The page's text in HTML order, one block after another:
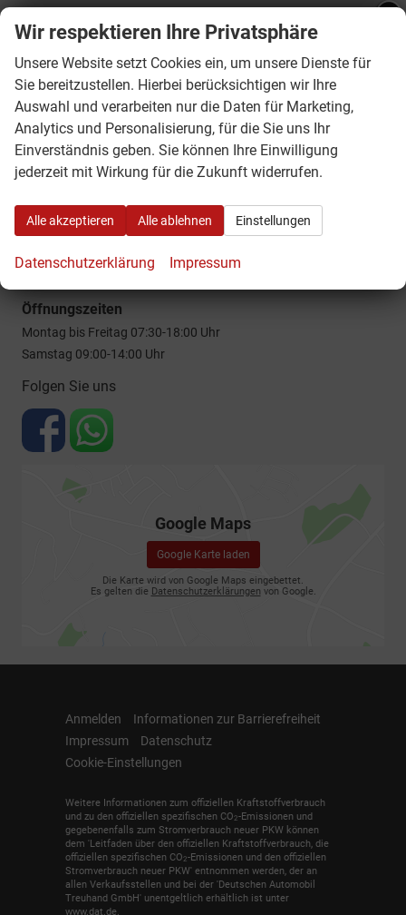
Geparkte Fahrzeuge (0)
Anmelden
Fa. A.Z.E. GmbH Autozentrum Eichstätt
Industriestraße 44
Telefon: 08421900350
Telefax: 08421900351
E-Mail:
info@aze-gmbh.de
Öffnungszeiten
Montag bis Freitag 07:30-18:00 Uhr
Samstag 09:00-14:00 Uhr
Folgen Sie uns
Google Maps
Google Karte laden
Die Karte wird von Google Maps eingebettet.
Es gelten die Datenschutzerklärungen von Google.
Anmelden
Informationen zur Barrierefreiheit
Impressum
Datenschutz
Cookie-Einstellungen
Weitere Informationen zum offiziellen Kraftstoffverbrauch
und zu den offiziellen spezifischen CO2-Emissionen und
gegebenenfalls zum Stromverbrauch neuer PKW können
dem 'Leitfaden über den offiziellen Kraftstoffverbrauch, die
offiziellen spezifischen CO2-Emissionen und den offiziellen
Stromverbrauch neuer PKW' entnommen werden, der an
allen Verkaufsstellen und bei der 'Deutschen Automobil
Treuhand GmbH' unentgeltlich erhältlich ist unter
www.dat.de.
Wir respektieren Ihre Privatsphäre
Unsere Website setzt Cookies ein, um unsere Dienste für
Sie bereitzustellen. Hierbei berücksichtigen wir Ihre
Auswahl und verarbeiten nur die Daten für Marketing,
Analytics und Personalisierung, für die Sie uns Ihr
Einverständnis geben. Sie können Ihre Einwilligung
jederzeit mit Wirkung für die Zukunft widerrufen.
Alle akzeptieren Alle ablehnen Einstellungen
Datenschutzerklärung Impressum
Ankündigung - Betriebsurlaub:
Liebe Kunden - Wir haben vom
10.08.2026 - 21.08. 2026
urlaubsbedingt geschlossen!
Ab dem 24.08.2026 sind wir wieder
wie gewohnt für Sie da.